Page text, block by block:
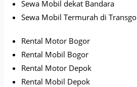
Sewa Mobil dekat Bandara
Sewa Mobil Termurah di Transgo
Rental Motor Bogor
Rental Mobil Bogor
Rental Motor Depok
Rental Mobil Depok